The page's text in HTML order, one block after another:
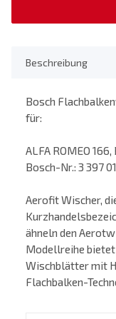
Beschreibung
Bosch
für:
ALFA ROMEO
Bosch-Nr.: 3 397
Aerofit Wischer,
ähneln den
Modellreihe
Wischblätter mit
Flachbalken-